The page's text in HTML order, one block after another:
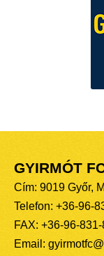
GYIRMÓT
Cím: 9019 Győr,
Telefon: +36-96-
FAX: +36-96-
Email: